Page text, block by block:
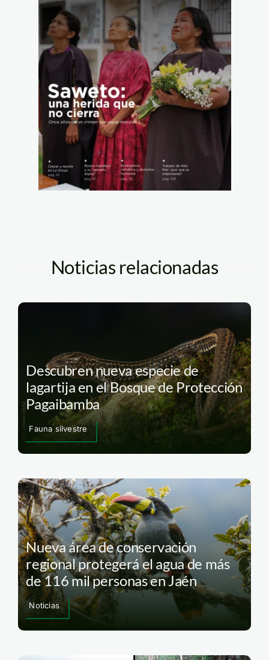
Noticias relacionadas
Descubren nueva especie de
lagartija en el Bosque de Protección
Pagaibamba
Fauna silvestre
Nueva área de conservación
regional protegerá el agua de más
de 116 mil personas en Jaén
Noticias